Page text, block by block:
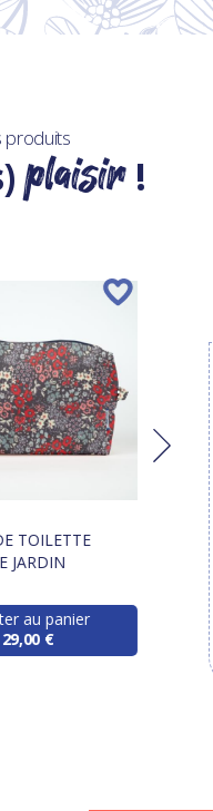
produits
plaisir!
TOILETTE
JARDIN
au panier
29,00 €